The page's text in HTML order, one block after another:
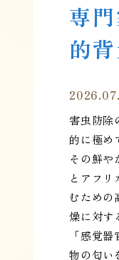
専
的
害虫防除
的に極め
その鮮や
とアフ
むための
燥に対す
「感覚
物の匂い